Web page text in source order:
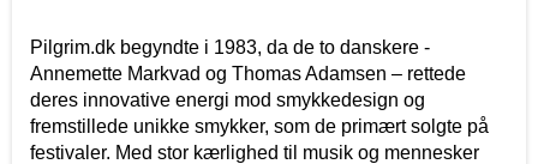
Pilgrim.dk begyndte i 1983, da de to danskere -
Annemette Markvad og Thomas Adamsen – rettede
deres innovative energi mod smykkedesign og
fremstillede unikke smykker, som de primært solgte på
festivaler. Med stor kærlighed til musik og mennesker